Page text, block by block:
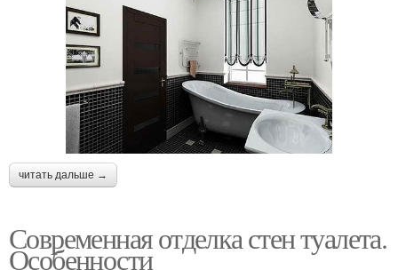
читать дальше →
Современная отделка стен туалета.
Особенности